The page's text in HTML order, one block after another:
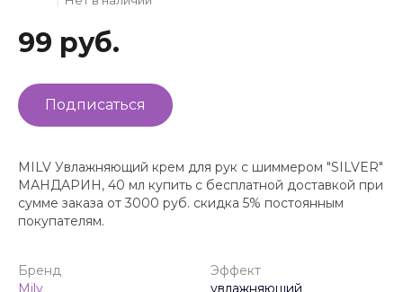
99 руб.
Подписаться
MILV Увлажняющий крем для рук с шиммером "SILVER"
МАНДАРИН, 40 мл купить с бесплатной доставкой при
сумме заказа от 3000 руб. скидка 5% постоянным
покупателям.
Бренд
Milv
Эффект
увлажняющий